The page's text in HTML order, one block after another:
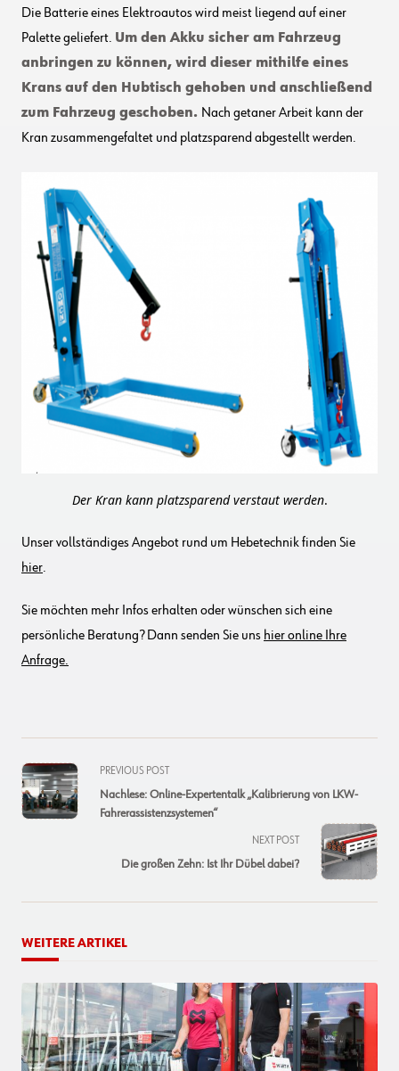
Die Batterie eines Elektroautos wird meist liegend auf einer
Palette geliefert. Um den Akku sicher am Fahrzeug
anbringen zu können, wird dieser mithilfe eines
Krans auf den Hubtisch gehoben und anschließend
zum Fahrzeug geschoben. Nach getaner Arbeit kann der
Kran zusammengefaltet und platzsparend abgestellt werden.
Der Kran kann platzsparend verstaut werden.
Unser vollständiges Angebot rund um Hebetechnik finden Sie
hier.
Sie möchten mehr Infos erhalten oder wünschen sich eine
persönliche Beratung? Dann senden Sie uns hier online Ihre
Anfrage.
<span
class="nav-
subtitle
PREVIOUS POST
Nachlese: Online-Expertentalk „Kalibrierung von LKW-
Fahrerassistenzsystemen“
NEXT POST
Die großen Zehn: Ist Ihr Dübel dabei?
WEITERE ARTIKEL